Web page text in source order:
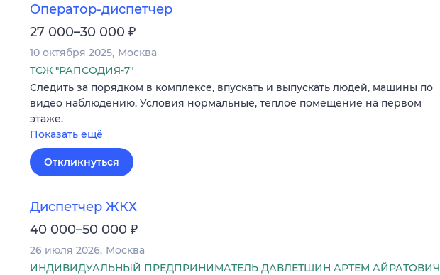
Оператор-диспетчер
27 000–30 000 ₽
10 октября 2025 Москва
ТСЖ "РАПСОДИЯ-7"
Следить за порядком в комплексе, впускать и выпускать людей, машины по
видео наблюдению. Условия нормальные, теплое помещение на первом
этаже.
Показать ещё
Откликнуться
Диспетчер ЖКХ
40 000–50 000 ₽
26 июля 2026 Москва
ИНДИВИДУАЛЬНЫЙ ПРЕДПРИНИМАТЕЛЬ ДАВЛЕТШИН АРТЕМ АЙРАТОВИЧ